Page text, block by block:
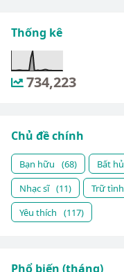
Thống kê
734,223
Chủ đề chính
Bạn hữu (68) Bất hủ
Nhạc sĩ (11) Trữ tình
Yêu thích
(117)
Phổ biến (tháng)